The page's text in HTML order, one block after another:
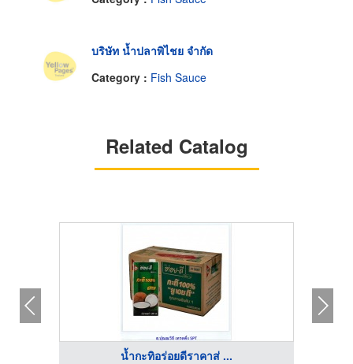
บริษัท น้ำปลาพิไชย จำกัด
Category : Fish Sauce
Related Catalog
น้ำกะทิอร่อยดีราคาส่ ...